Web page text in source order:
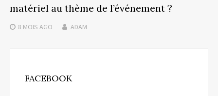
matériel au thème de l’événement ?
8 MOIS AGO ADAM
FACEBOOK